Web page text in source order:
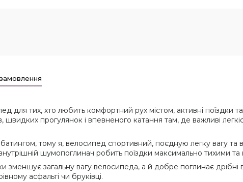
для тих, хто любить комфортний рух містом, активні поїздки
прогулянок і впевненого катання там, де важливі
тому я, велосипед спортивний, поєдную легку вагу та
шумопоглинач робить поїздки максимально тихими
загальну вагу велосипеда, а й добре поглинає дрібні
асфальті чи бруківці.